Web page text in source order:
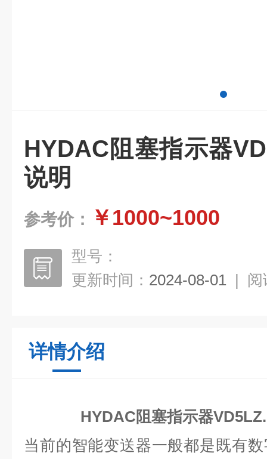
HYDAC阻塞指示器
说明
参考价： ￥1000~1000
型号：
更新时间： 2024-08-01 | 阅
详情介绍
HYDAC阻塞指示器
当前的智能变送器一般都是既有